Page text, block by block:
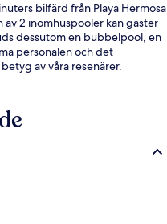
bilfärd från Playa Hermosa
av 2 inomhuspooler kan gäster
dessutom en bubbelpool, en
personalen och det
av våra resenärer.